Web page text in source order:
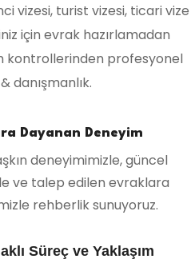
vizesi, turist vizesi, ticari vize
için evrak hazırlamadan
kontrollerinden profesyonel
danışmanlık.
Dayanan Deneyim
deneyimimizle, güncel
ve talep edilen evraklara
rehberlik sunuyoruz.
Süreç ve Yaklaşım